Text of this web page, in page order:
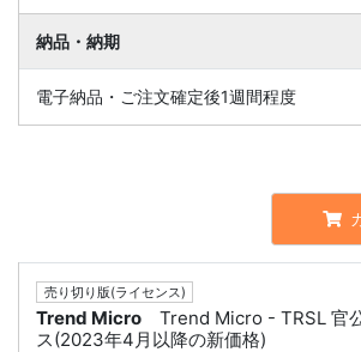
納品・納期
電子納品・ご注文確定後1週間程度
売り切り版(ライセンス)
Trend Micro
Trend Micro - TRSL 官
ス(2023年4月以降の新価格)